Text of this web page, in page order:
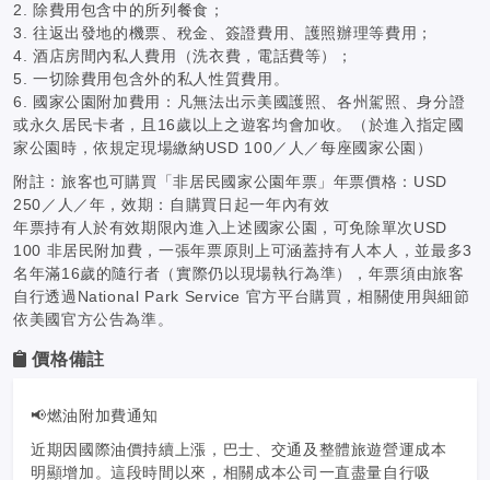
2. 除費用包含中的所列餐食；
3. 往返出發地的機票、稅金、簽證費用、護照辦理等費用；
4. 酒店房間內私人費用（洗衣費，電話費等）；
5. 一切除費用包含外的私人性質費用。
6. 國家公園附加費用：凡無法出示美國護照、各州駕照、身分證
或永久居民卡者，且16歲以上之遊客均會加收。（於進入指定國
家公園時，依規定現場繳納USD 100／人／每座國家公園）
附註：旅客也可購買「非居民國家公園年票」年票價格：USD
250／人／年，效期：自購買日起一年內有效
年票持有人於有效期限內進入上述國家公園，可免除單次USD
100 非居民附加費，一張年票原則上可涵蓋持有人本人，並最多3
名年滿16歲的隨行者（實際仍以現場執行為準），年票須由旅客
自行透過National Park Service 官方平台購買，相關使用與細節
依美國官方公告為準。
價格備註
📢燃油附加費通知
近期因國際油價持續上漲，巴士、交通及整體旅遊營運成本
明顯增加。這段時間以來，相關成本公司一直盡量自行吸